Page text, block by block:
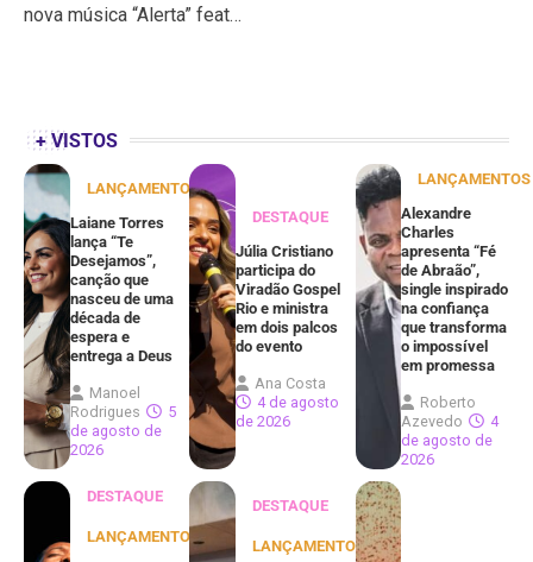
nova música “Alerta” feat…
+ VISTOS
LANÇAMENTOS
Laiane Torres
lança “Te
Desejamos”,
canção que
nasceu de uma
década de
espera e
entrega a Deus
Manoel
Rodrigues
5
de agosto de
2026
DESTAQUE
Júlia Cristiano
participa do
Viradão Gospel
Rio e ministra
em dois palcos
do evento
Ana Costa
4 de agosto
de 2026
LANÇAMENTOS
Alexandre
Charles
apresenta “Fé
de Abraão”,
single inspirado
na confiança
que transforma
o impossível
em promessa
Roberto
Azevedo
4
de agosto de
2026
DESTAQUE
LANÇAMENTOS
DESTAQUE
LANÇAMENTOS